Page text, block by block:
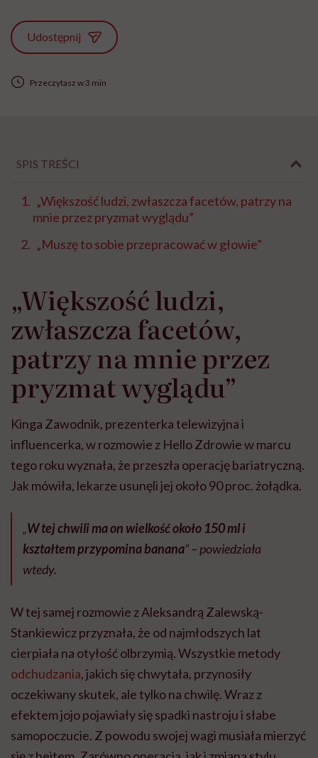
Udostępnij
Przeczytasz w 3 min
SPIS TREŚCI
„Większość ludzi, zwłaszcza facetów, patrzy na
mnie przez pryzmat wyglądu”
„Muszę to sobie przepracować w głowie”
„Większość ludzi,
zwłaszcza facetów,
patrzy na mnie przez
pryzmat wyglądu”
Kinga Zawodnik, prezenterka telewizyjna i
influencerka, w rozmowie z Hello Zdrowie w marcu
tego roku wyznała, że przeszła operację bariatryczną.
Jak mówiła, lekarze usunęli jej około 90 proc. żołądka.
„W tej chwili ma on wielkość około 150 ml i
kształtem przypomina banana” – powiedziała
wtedy.
W tej samej rozmowie z Aleksandrą Zalewską-
Stankiewicz przyznała, że od najmłodszych lat
cierpiała na otyłość olbrzymią. Wszystkie metody
odchudzania, jakich się chwytała, przynosiły
oczekiwany skutek, ale tylko na chwilę. Wraz z
efektem jojo pojawiały się spadki nastroju i słabe
samopoczucie. Z powodu swojej wagi musiała mierzyć